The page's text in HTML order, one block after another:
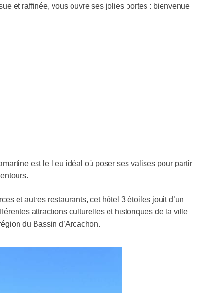
et raffinée, vous ouvre ses jolies portes : bienvenue
est le lieu idéal où poser ses valises pour partir
et autres restaurants, cet hôtel 3 étoiles jouit d’un
attractions culturelles et historiques de la ville
du Bassin d’Arcachon.